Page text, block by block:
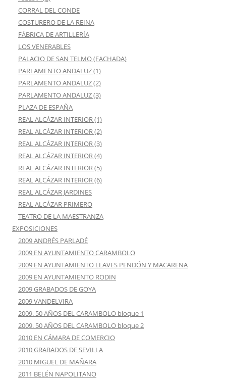
CORRAL DEL CONDE
COSTURERO DE LA REINA
FÁBRICA DE ARTILLERÍA
LOS VENERABLES
PALACIO DE SAN TELMO (FACHADA)
PARLAMENTO ANDALUZ (1)
PARLAMENTO ANDALUZ (2)
PARLAMENTO ANDALUZ (3)
PLAZA DE ESPAÑA
REAL ALCÁZAR INTERIOR (1)
REAL ALCÁZAR INTERIOR (2)
REAL ALCÁZAR INTERIOR (3)
REAL ALCÁZAR INTERIOR (4)
REAL ALCÁZAR INTERIOR (5)
REAL ALCÁZAR INTERIOR (6)
REAL ALCÁZAR JARDINES
REAL ALCÁZAR PRIMERO
TEATRO DE LA MAESTRANZA
EXPOSICIONES
2009 ANDRÉS PARLADÉ
2009 EN AYUNTAMIENTO CARAMBOLO
2009 EN AYUNTAMIENTO LLAVES PENDÓN Y MACARENA
2009 EN AYUNTAMIENTO RODIN
2009 GRABADOS DE GOYA
2009 VANDELVIRA
2009. 50 AÑOS DEL CARAMBOLO bloque 1
2009. 50 AÑOS DEL CARAMBOLO bloque 2
2010 EN CÁMARA DE COMERCIO
2010 GRABADOS DE SEVILLA
2010 MIGUEL DE MAÑARA
2011 BELÉN NAPOLITANO